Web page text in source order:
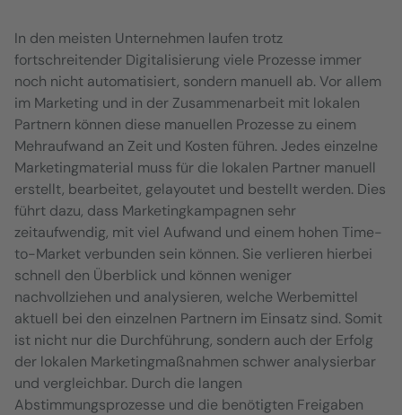
In den meisten Unternehmen laufen trotz
fortschreitender Digitalisierung viele Prozesse immer
noch nicht automatisiert, sondern manuell ab. Vor allem
im Marketing und in der Zusammenarbeit mit lokalen
Partnern können diese manuellen Prozesse zu einem
Mehraufwand an Zeit und Kosten führen. Jedes einzelne
Marketingmaterial muss für die lokalen Partner manuell
erstellt, bearbeitet, gelayoutet und bestellt werden. Dies
führt dazu, dass Marketingkampagnen sehr
zeitaufwendig, mit viel Aufwand und einem hohen Time-
to-Market verbunden sein können. Sie verlieren hierbei
schnell den Überblick und können weniger
nachvollziehen und analysieren, welche Werbemittel
aktuell bei den einzelnen Partnern im Einsatz sind. Somit
ist nicht nur die Durchführung, sondern auch der Erfolg
der lokalen Marketingmaßnahmen schwer analysierbar
und vergleichbar. Durch die langen
Abstimmungsprozesse und die benötigten Freigaben